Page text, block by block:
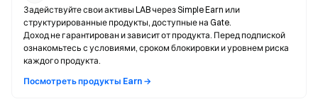
Задействуйте свои активы LAB через Simple Earn или
структурированные продукты, доступные на Gate.
Доход не гарантирован и зависит от продукта. Перед подпиской
ознакомьтесь с условиями, сроком блокировки и уровнем риска
каждого продукта.
Посмотреть продукты Earn →